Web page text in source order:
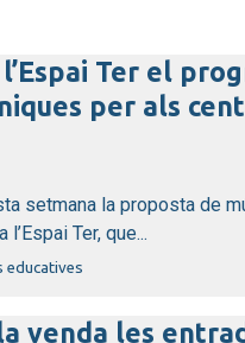
Ter el
per als
setmana la proposta de
l’Espai Ter, que...
educatives
venda les